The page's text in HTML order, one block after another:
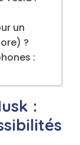
un
?
:
: